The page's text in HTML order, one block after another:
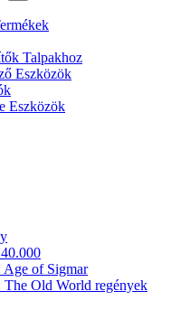
Talpakhoz
Eszközök
Eszközök
Age of Sigmar
Old World regények